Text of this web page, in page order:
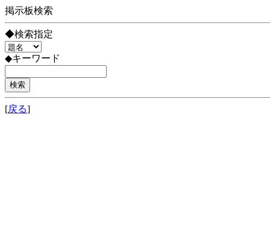
掲示板検索
◆検索指定
◆キーワード
[戻る]